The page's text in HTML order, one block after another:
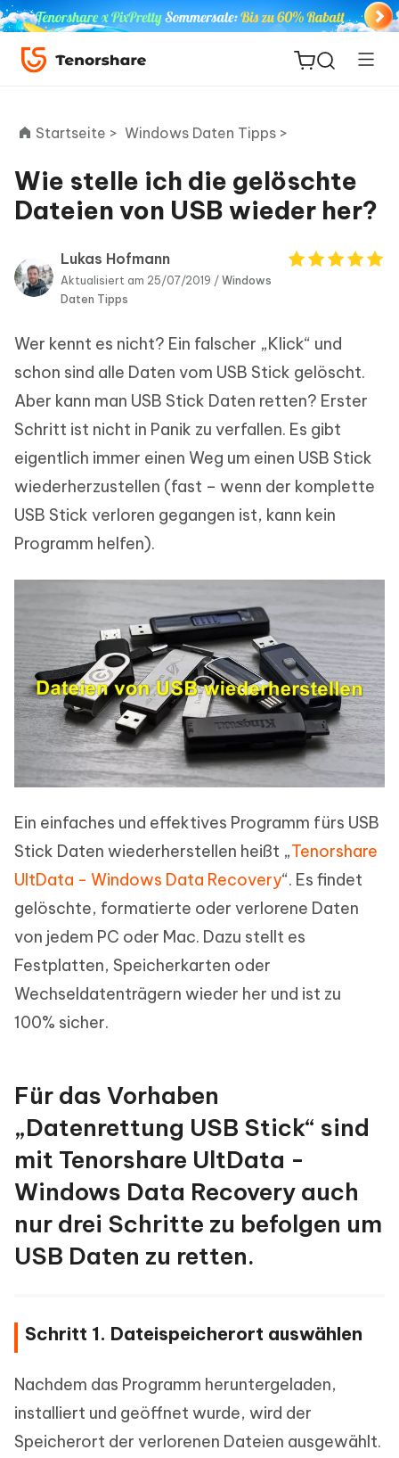
ReiBoot
for iOS
PDNob
PDF
Neu
Startseite > Windows Daten Tipps >
Wie stelle ich die gelöschte
Dateien von USB wieder her?
Lukas Hofmann
Aktualisiert am 25/07/2019 / Windows
Daten Tipps
Wer kennt es nicht? Ein falscher „Klick“ und
schon sind alle Daten vom USB Stick gelöscht.
Aber kann man USB Stick Daten retten? Erster
Schritt ist nicht in Panik zu verfallen. Es gibt
eigentlich immer einen Weg um einen USB Stick
wiederherzustellen (fast – wenn der komplette
USB Stick verloren gegangen ist, kann kein
Programm helfen).
Ein einfaches und effektives Programm fürs USB
Stick Daten wiederherstellen heißt „Tenorshare
UltData - Windows Data Recovery“. Es findet
gelöschte, formatierte oder verlorene Daten
von jedem PC oder Mac. Dazu stellt es
Festplatten, Speicherkarten oder
Wechseldatenträgern wieder her und ist zu
100% sicher.
Für das Vorhaben
„Datenrettung USB Stick“ sind
mit Tenorshare UltData -
Windows Data Recovery auch
nur drei Schritte zu befolgen um
USB Daten zu retten.
Schritt 1. Dateispeicherort auswählen
Nachdem das Programm heruntergeladen,
installiert und geöffnet wurde, wird der
Speicherort der verlorenen Dateien ausgewählt.